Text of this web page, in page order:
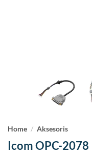
Home / Aksesoris
Icom OPC-2078